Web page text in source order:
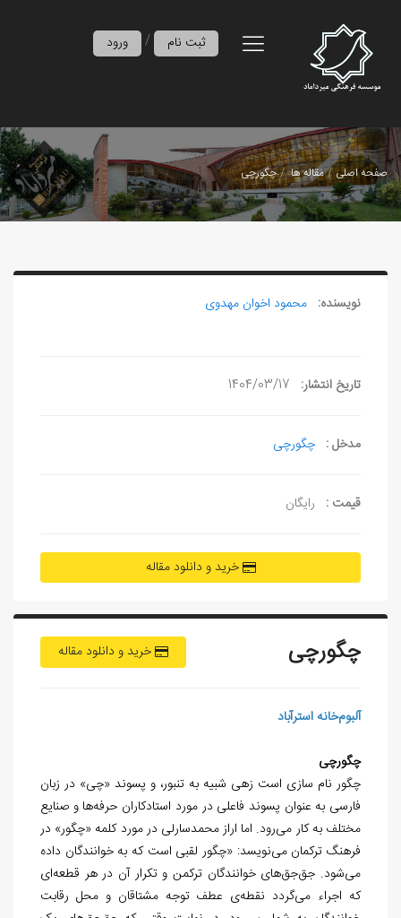
ورود / ثبت نام
صفحه اصلی مقاله ها چگورچی
نویسنده: محمود اخوان مهدوی
تاریخ انتشار: 1404/03/17
مدخل : چگورچی
قیمت : رایگان
خرید و دانلود مقاله
خرید و دانلود مقاله چگورچی
آلبوم‌خانه استرآباد
چگورچی
چگور نام سازی است زهی شبیه به تنبور، و پسوند «چی» در زبان
فارسی به عنوان پسوند فاعلی در مورد استادکاران حرفه­‌ها و صنایع
مختلف به کار می‌­رود. اما اراز محمدسارلی در مورد کلمه «چگور» در
فرهنگ ترکمان می‌­نویسد: «چگور لقبی است که به خوانندگان داده
می‌­شود. جق‌­جق‌­های خوانندگان ترکمن و تکرار آن در هر قطعه­‌ای
که اجراء می­‌گردد نقطه­‌ی عطف توجه مشتاقان و محل رقابت